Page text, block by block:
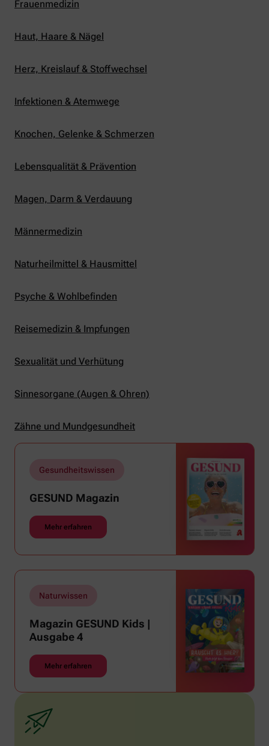
Frauenmedizin
Haut, Haare & Nägel
Herz, Kreislauf & Stoffwechsel
Infektionen & Atemwege
Knochen, Gelenke & Schmerzen
Lebensqualität & Prävention
Magen, Darm & Verdauung
Männermedizin
Naturheilmittel & Hausmittel
Psyche & Wohlbefinden
Reisemedizin & Impfungen
Sexualität und Verhütung
Sinnesorgane (Augen & Ohren)
Zähne und Mundgesundheit
Gesundheitswissen
GESUND Magazin
Mehr erfahren
Naturwissen
Magazin GESUND Kids |
Ausgabe 4
Mehr erfahren